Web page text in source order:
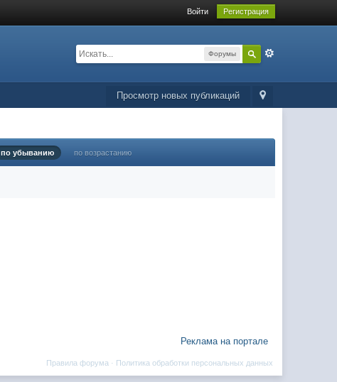
Войти Регистрация
Форумы
Просмотр новых публикаций
по убыванию по возрастанию
Реклама на портале
Политика обработки персональных данных
Правила форума ·